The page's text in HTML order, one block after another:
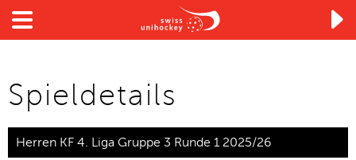

Spieldetails
Herren KF 4. Liga Gruppe 3 Runde 1 2025/26